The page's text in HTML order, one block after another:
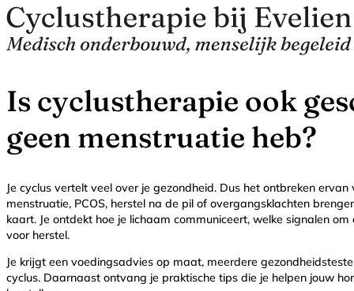
Is cyclustherapie ook
geen menstruatie heb?
Je cyclus vertelt veel over je gezondheid. Dus het ontbreken
menstruatie, PCOS, herstel na de pil of overgangsklachten
kaart. Je ontdekt hoe je lichaam communiceert, welke signalen
voor herstel.
Je krijgt een voedingsadvies op maat, meerdere
cyclus. Daarnaast ontvang je praktische tips die je helpen jouw